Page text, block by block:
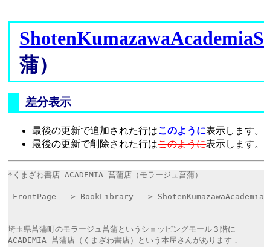
蒲）
差分表示
最後の更新で追加された行はこのように表示します。
最後の更新で削除された行はこのように表示します。
*くまざわ書店 ACADEMIA 菖蒲店（モラージュ菖蒲）
-FrontPage --> BookLibrary -->
----
埼玉県菖蒲町のモラージュ菖蒲というショッピングモール３階に
ACADEMIA 菖蒲店（くまざわ書店）という本屋さんがあります．